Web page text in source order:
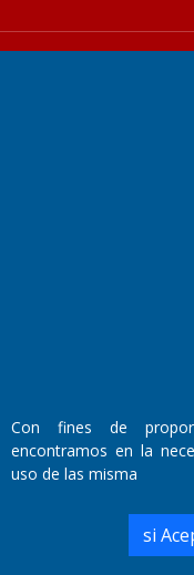
Santa Rosa, La Pampa.
Número de Registro
RL-2019-55551274-APN-
Con fines de
encontramos en la
uso de las misma
si